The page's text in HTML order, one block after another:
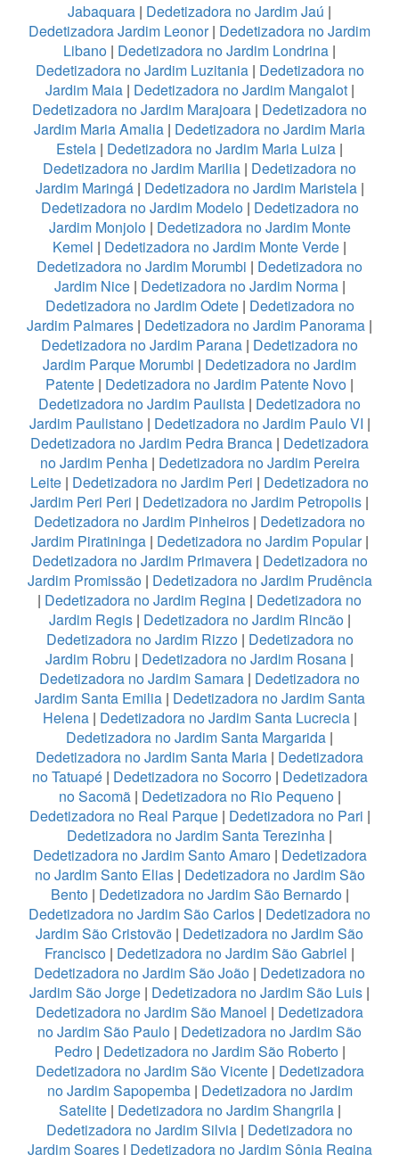
Jabaquara | Dedetizadora no Jardim Jaú |
Dedetizadora Jardim Leonor| Dedetizadora no Jardim
Libano | Dedetizadora no Jardim Londrina |
Dedetizadora no Jardim Luzitania| Dedetizadora no
Jardim Maia| Dedetizadora no Jardim Mangalot|
Dedetizadora no Jardim Marajoara | Dedetizadora no
Jardim Maria Amalia | Dedetizadora no Jardim Maria
Estela | Dedetizadora no Jardim Maria Luiza |
Dedetizadora no Jardim Marilia | Dedetizadora no
Jardim Maringá| Dedetizadora no Jardim Maristela|
Dedetizadora no Jardim Modelo| Dedetizadora no
Jardim Monjolo| Dedetizadora no Jardim Monte
Kemel | Dedetizadora no Jardim Monte Verde |
Dedetizadora no Jardim Morumbi | Dedetizadora no
Jardim Nice| Dedetizadora no Jardim Norma|
Dedetizadora no Jardim Odete| Dedetizadora no
Jardim Palmares | Dedetizadora no Jardim Panorama |
Dedetizadora no Jardim Parana | Dedetizadora no
Jardim Parque Morumbi | Dedetizadora no Jardim
Patente | Dedetizadora no Jardim Patente Novo |
Dedetizadora no Jardim Paulista | Dedetizadora no
Jardim Paulistano| Dedetizadora no Jardim Paulo VI |
Dedetizadora no Jardim Pedra Branca | Dedetizadora
no Jardim Penha| Dedetizadora no Jardim Pereira
Leite | Dedetizadora no Jardim Peri | Dedetizadora no
Jardim Peri Peri | Dedetizadora no Jardim Petropolis |
Dedetizadora no Jardim Pinheiros | Dedetizadora no
Jardim Piratininga| Dedetizadora no Jardim Popular|
Dedetizadora no Jardim Primavera| Dedetizadora no
Jardim Promissão| Dedetizadora no Jardim Prudência
| Dedetizadora no Jardim Regina | Dedetizadora no
Jardim Regis| Dedetizadora no Jardim Rincão|
Dedetizadora no Jardim Rizzo| Dedetizadora no
Jardim Robru | Dedetizadora no Jardim Rosana |
Dedetizadora no Jardim Samara | Dedetizadora no
Jardim Santa Emilia| Dedetizadora no Jardim Santa
Helena| Dedetizadora no Jardim Santa Lucrecia|
Dedetizadora no Jardim Santa Margarida |
Dedetizadora no Jardim Santa Maria | Dedetizadora
no Tatuapé| Dedetizadora no Socorro| Dedetizadora
no Sacomã| Dedetizadora no Rio Pequeno|
Dedetizadora no Real Parque| Dedetizadora no Pari |
Dedetizadora no Jardim Santa Terezinha |
Dedetizadora no Jardim Santo Amaro| Dedetizadora
no Jardim Santo Elias| Dedetizadora no Jardim São
Bento| Dedetizadora no Jardim São Bernardo|
Dedetizadora no Jardim São Carlos | Dedetizadora no
Jardim São Cristovão | Dedetizadora no Jardim São
Francisco | Dedetizadora no Jardim São Gabriel |
Dedetizadora no Jardim São João | Dedetizadora no
Jardim São Jorge | Dedetizadora no Jardim São Luis |
Dedetizadora no Jardim São Manoel | Dedetizadora
no Jardim São Paulo | Dedetizadora no Jardim São
Pedro| Dedetizadora no Jardim São Roberto|
Dedetizadora no Jardim São Vicente| Dedetizadora
no Jardim Sapopemba| Dedetizadora no Jardim
Satelite| Dedetizadora no Jardim Shangrila|
Dedetizadora no Jardim Silvia | Dedetizadora no
Jardim Soares| Dedetizadora no Jardim Sônia Regina